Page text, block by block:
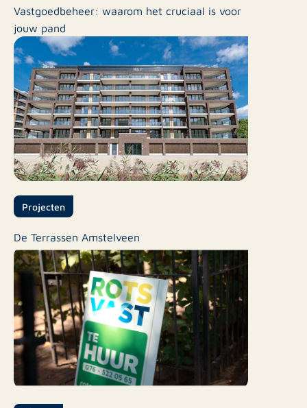
Vastgoedbeheer: waarom het cruciaal is voor
jouw pand
Projecten
De Terrassen Amstelveen